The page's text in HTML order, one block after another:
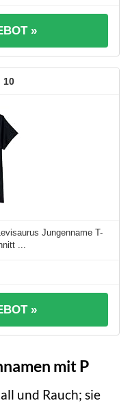
»
10
Jungenname T-
...
»
mit P
und Rauch; sie